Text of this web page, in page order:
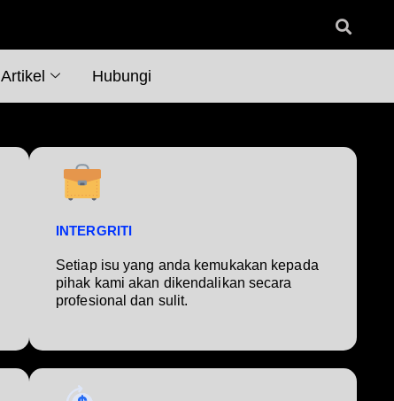
Artikel Hubungi
INTERGRITI
Setiap isu yang anda kemukakan kepada
pihak kami akan dikendalikan secara
profesional dan sulit.